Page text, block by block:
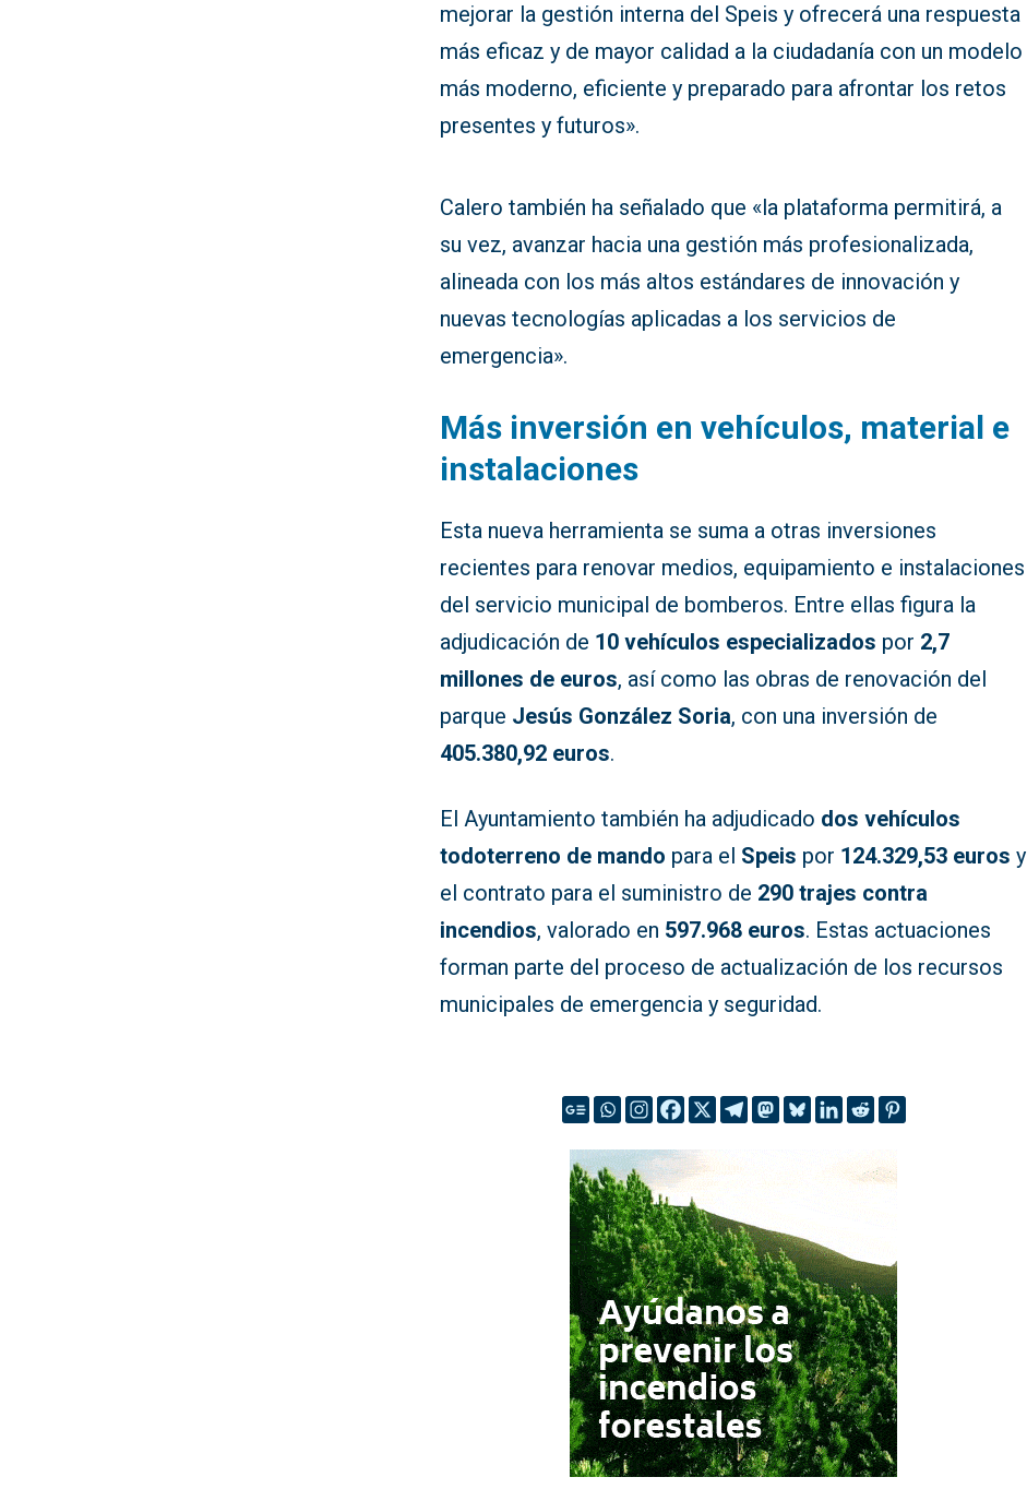
mejorar la gestión interna del Speis y ofrecerá una respuesta
más eficaz y de mayor calidad a la ciudadanía con un modelo
más moderno, eficiente y preparado para afrontar los retos
presentes y futuros».
Calero también ha señalado que «la plataforma permitirá, a
su vez, avanzar hacia una gestión más profesionalizada,
alineada con los más altos estándares de innovación y
nuevas tecnologías aplicadas a los servicios de
emergencia».
Más inversión en vehículos, material e
instalaciones
Esta nueva herramienta se suma a otras inversiones
recientes para renovar medios, equipamiento e instalaciones
del servicio municipal de bomberos. Entre ellas figura la
adjudicación de 10 vehículos especializados por 2,7
millones de euros, así como las obras de renovación del
parque Jesús González Soria, con una inversión de
405.380,92 euros.
El Ayuntamiento también ha adjudicado dos vehículos
todoterreno de mando para el Speis por 124.329,53 euros y
el contrato para el suministro de 290 trajes contra
incendios, valorado en 597.968 euros. Estas actuaciones
forman parte del proceso de actualización de los recursos
municipales de emergencia y seguridad.